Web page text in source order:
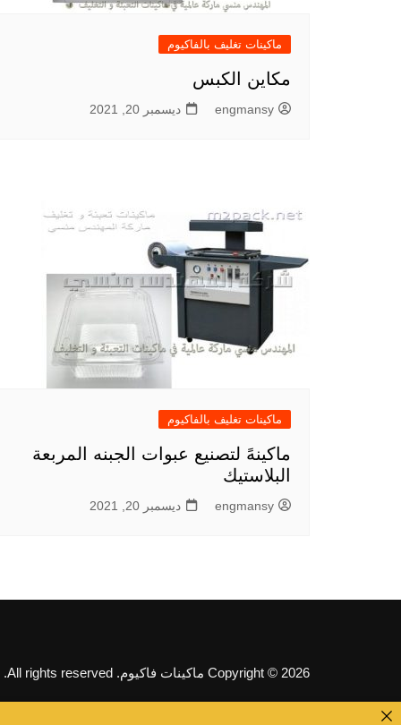
ماكينات تغليف بالفاكيوم
مكاين الكبس
engmansy ديسمبر 20, 2021
ماكينات تغليف بالفاكيوم
ماكينهً لتصنيع عبوات الجبنه المربعة
البلاستيك
engmansy ديسمبر 20, 2021
Copyright © 2026 ماكينات فاكيوم. All rights reserved.